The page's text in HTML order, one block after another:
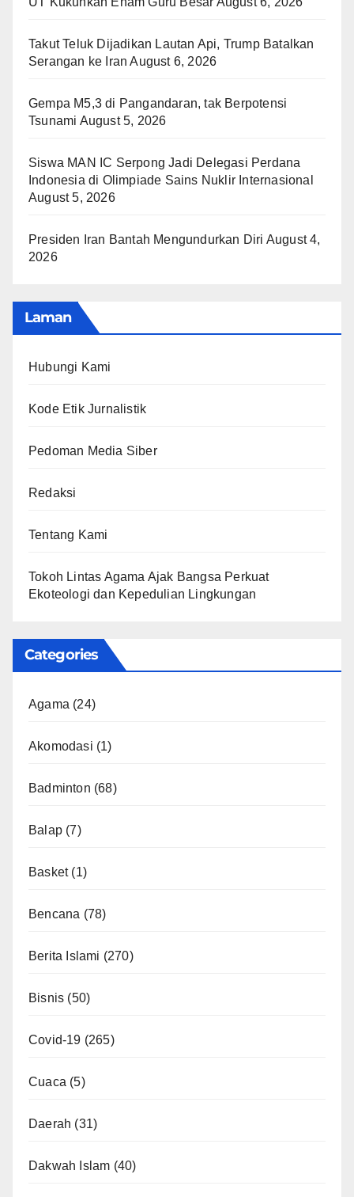
Takut Teluk Dijadikan Lautan Api, Trump Batalkan
Serangan ke Iran August 6, 2026
Gempa M5,3 di Pangandaran, tak Berpotensi
Tsunami August 5, 2026
Siswa MAN IC Serpong Jadi Delegasi Perdana
Indonesia di Olimpiade Sains Nuklir Internasional
August 5, 2026
Presiden Iran Bantah Mengundurkan Diri August 4,
2026
Laman
Hubungi Kami
Kode Etik Jurnalistik
Pedoman Media Siber
Redaksi
Tentang Kami
Tokoh Lintas Agama Ajak Bangsa Perkuat
Ekoteologi dan Kepedulian Lingkungan
Categories
Agama (24)
Akomodasi (1)
Badminton (68)
Balap (7)
Basket(1)
Bencana (78)
Berita Islami (270)
Bisnis (50)
Covid-19 (265)
Cuaca (5)
Daerah (31)
Dakwah Islam (40)